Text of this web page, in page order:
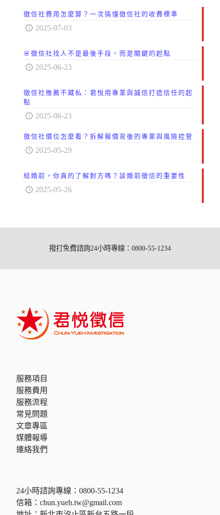
徵信社費用怎麼算？一次搞懂徵信社的收費標準
2025-07-03
🚨徵信社找人不是最後手段，而是關鍵的起點
2025-06-23
徵信社推薦不藏私：君悅用專業與誠信打造信任的起
點
2025-06-23
徵信社價位怎麼看？拆解報價背後的專業與風險控管
2025-05-29
結婚前，你真的了解對方嗎？談婚前徵信的重要性
2025-05-26
撥打免費諮詢24小時專線：0800-55-1234
服務項目
服務費用
服務流程
常見問題
文章專區
媒體報導
連絡我們
24小時諮詢專線： 0800-55-1234
信箱： chun.yueh.tw@gmail.com